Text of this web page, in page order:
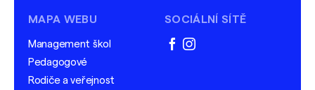
MAPA WEBU
Management škol
Pedagogové
Rodiče a veřejnost
SOCIÁLNÍ SÍTĚ
facebook
instagram